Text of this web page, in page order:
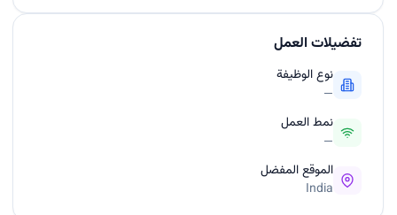
تفضيلات العمل
نوع الوظيفة
—
نمط العمل
—
الموقع المفضل
India